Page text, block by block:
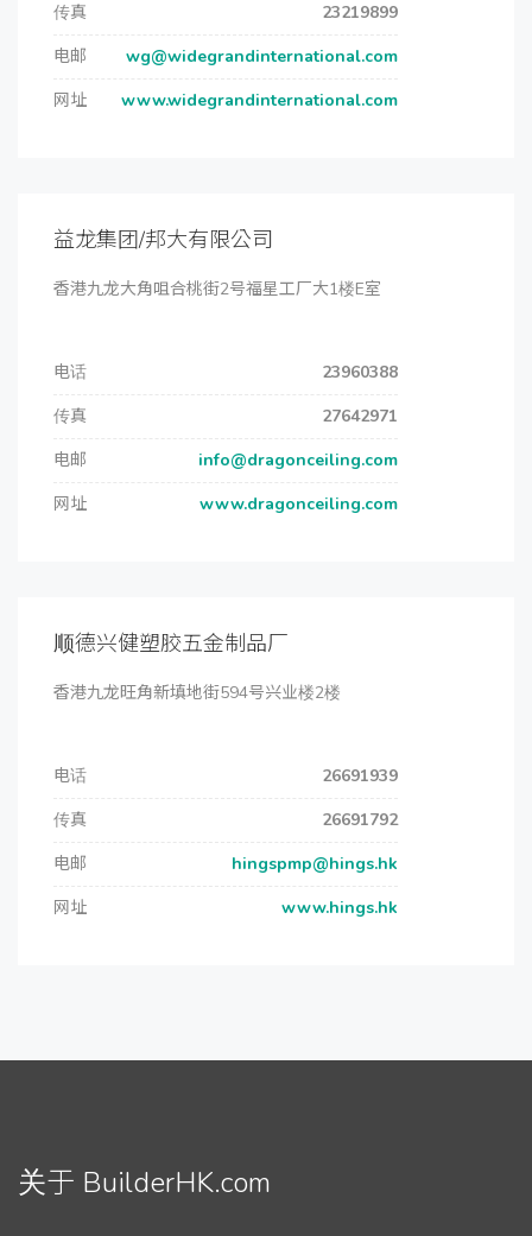
传真
23219899
电邮
wg@widegrandinternational.com
网址
www.widegrandinternational.com
益龙集团/邦大有限公司
香港九龙大角咀合桃街2号福星工厂大1楼E室
电话
23960388
传真
27642971
电邮
info@dragonceiling.com
网址
www.dragonceiling.com
顺德兴健塑胶五金制品厂
香港九龙旺角新填地街594号兴业楼2楼
电话
26691939
传真
26691792
电邮
hingspmp@hings.hk
网址
www.hings.hk
关于 BuilderHK.com